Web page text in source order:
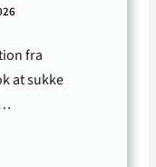
fra
at sukke